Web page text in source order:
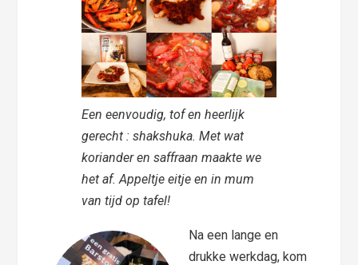
Een eenvoudig, tof en heerlijk
gerecht : shakshuka. Met wat
koriander en saffraan maakte we
het af. Appeltje eitje en in mum
van tijd op tafel!
Na een lange en
drukke werkdag, kom